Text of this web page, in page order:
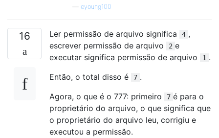
eyoung100
16 Ler permissão de arquivo significa 4 ,
escrever permissão de arquivo
2 e
executar significa permissão de arquivo
1 .
Então, o total disso é
7 .
Agora, o que é o 777: primeiro
7 é para o
proprietário do arquivo, o que significa que
o proprietário do arquivo leu, corrigiu e
executou a permissão.